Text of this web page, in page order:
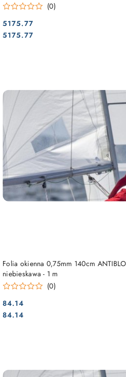
(0)
Cena:
5175.77
Cena:
5175.77
Folia okienna 0,75mm 140cm
niebieskawa - 1 m
(0)
Cena:
84.14
Cena:
84.14
PRODUKT NIEDOSTĘPNY